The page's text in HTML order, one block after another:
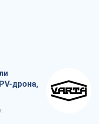
дрона,